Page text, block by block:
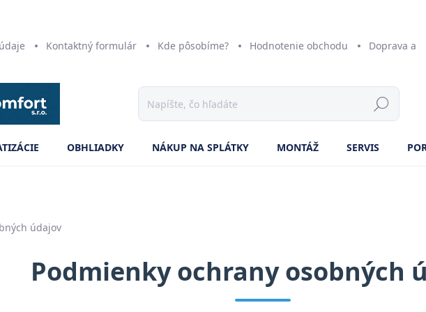
Kontaktný formulár Kde pôsobíme? Hodnotenie obchodu Doprava a
OBHLIADKY NÁKUP NA SPLÁTKY MONTÁŽ SERVIS
údajov
Podmienky ochrany osobných